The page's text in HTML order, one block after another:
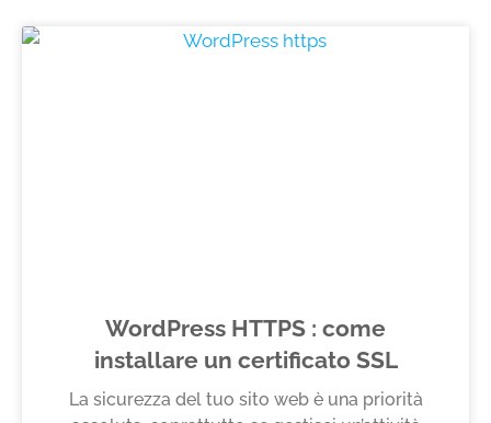
WordPress HTTPS : come
installare un certificato SSL
La sicurezza del tuo sito web è una priorità